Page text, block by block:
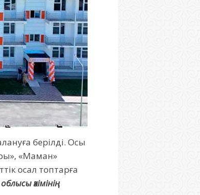
берілді. Осы
«Маман»
осал топтарға
әкімінің